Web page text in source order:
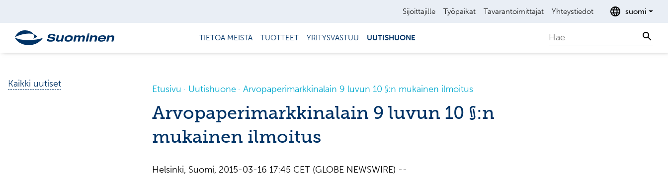
Sijoittajille Työpaikat Tavarantoimittajat Yhteystiedot suomi
TIETOA MEISTÄ TUOTTEET YRITYSVASTUU UUTISHUONE Search
Kaikki uutiset Etusivu Uutishuone Arvopaperimarkkinalain 9 luvun 10 §:n mukainen ilmoitus
Arvopaperimarkkinalain 9 luvun 10 §:n
mukainen ilmoitus
Helsinki, Suomi, 2015-03-16 17:45 CET (GLOBE NEWSWIRE) --